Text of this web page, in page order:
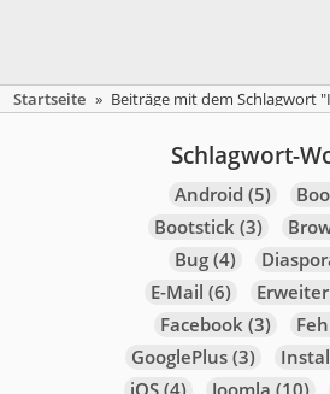
Startseite » Beiträge mit dem Schlagwort
Schlagwort-
Android (5)
Bootstick(3)
Bug(4)
E-Mail (6)
Facebook(3)
GooglePlus(3)